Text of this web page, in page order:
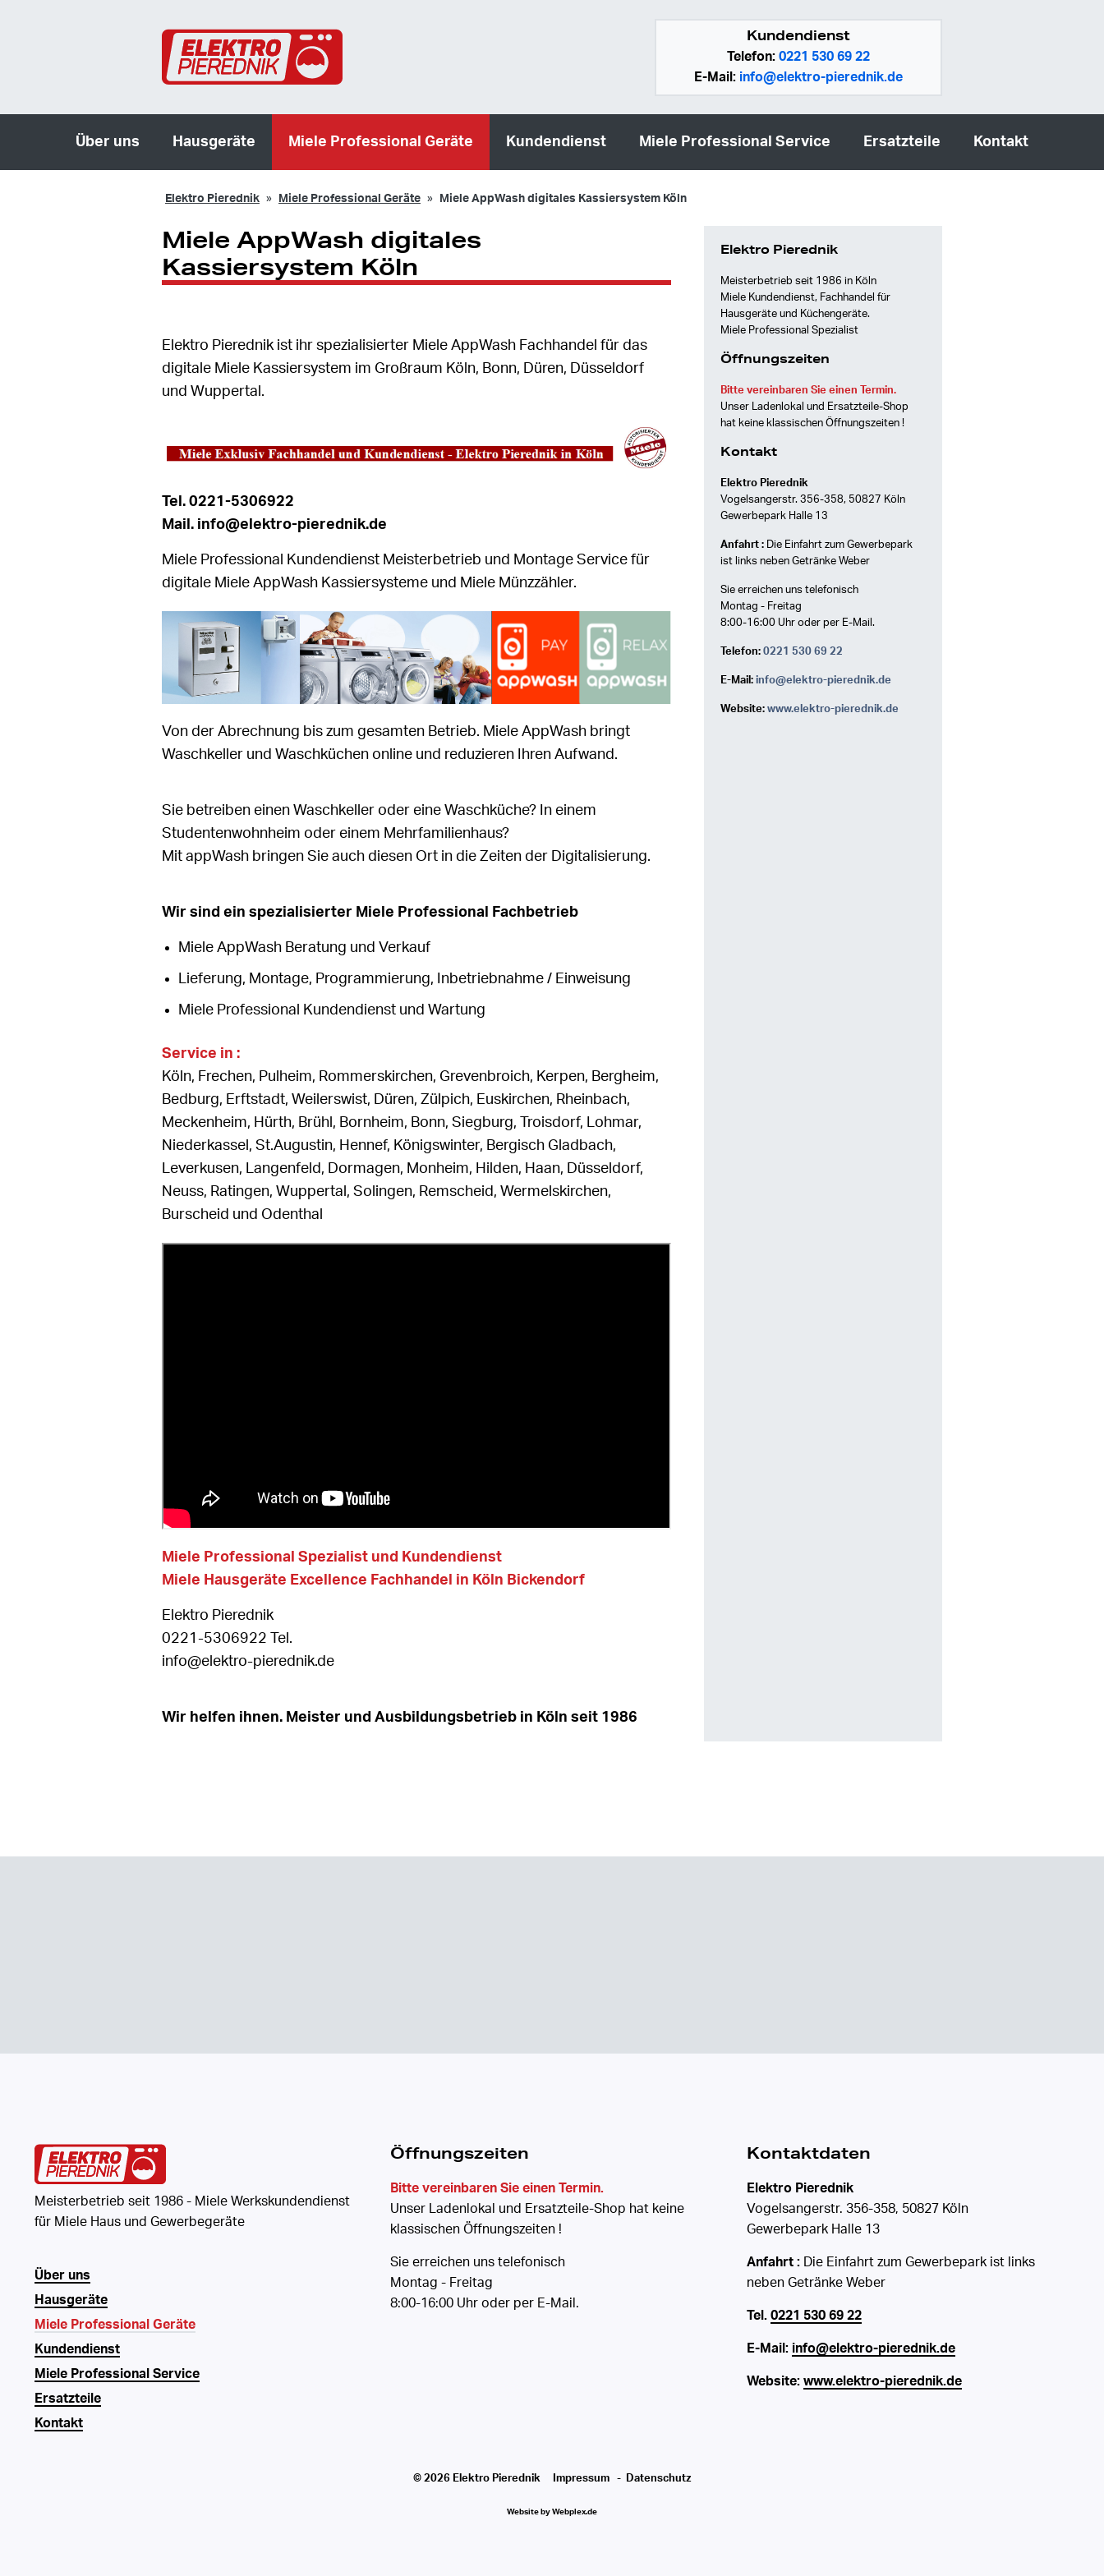
Kundendienst
Telefon: 0221 530 69 22
E-Mail: info@elektro-pierednik.de
Über uns Hausgeräte Miele Professional Geräte Kundendienst Miele Professional Service Ersatzteile Kontakt
Elektro Pierednik Miele Professional Geräte Miele AppWash digitales Kassiersystem Köln
Miele AppWash digitales
Kassiersystem Köln
Elektro Pierednik ist ihr spezialisierter Miele AppWash Fachhandel für das
digitale Miele Kassiersystem im Großraum Köln, Bonn, Düren, Düsseldorf
und Wuppertal.
Tel. 0221-5306922
Mail. info@elektro-pierednik.de
Miele Professional Kundendienst Meisterbetrieb und Montage Service für
digitale Miele AppWash Kassiersysteme und Miele Münzzähler.
Von der Abrechnung bis zum gesamten Betrieb. Miele AppWash bringt
Waschkeller und Waschküchen online und reduzieren Ihren Aufwand.
Sie betreiben einen Waschkeller oder eine Waschküche? In einem
Studentenwohnheim oder einem Mehrfamilienhaus?
Mit appWash bringen Sie auch diesen Ort in die Zeiten der Digitalisierung.
Wir sind ein spezialisierter Miele Professional Fachbetrieb
Miele AppWash Beratung und Verkauf
Lieferung, Montage, Programmierung, Inbetriebnahme / Einweisung
Miele Professional Kundendienst und Wartung
Service in :
Köln, Frechen, Pulheim, Rommerskirchen, Grevenbroich, Kerpen, Bergheim,
Bedburg, Erftstadt, Weilerswist, Düren, Zülpich, Euskirchen, Rheinbach,
Meckenheim, Hürth, Brühl, Bornheim, Bonn, Siegburg, Troisdorf, Lohmar,
Niederkassel, St.Augustin, Hennef, Königswinter, Bergisch Gladbach,
Leverkusen, Langenfeld, Dormagen, Monheim, Hilden, Haan, Düsseldorf,
Neuss, Ratingen, Wuppertal, Solingen, Remscheid, Wermelskirchen,
Burscheid und Odenthal
Miele Professional Spezialist und Kundendienst
Miele Hausgeräte Excellence Fachhandel in Köln Bickendorf
Elektro Pierednik
0221-5306922 Tel.
info@elektro-pierednik.de
Wir helfen ihnen. Meister und Ausbildungsbetrieb in Köln seit 1986
Elektro Pierednik
Meisterbetrieb seit 1986 in Köln
Miele Kundendienst, Fachhandel für
Hausgeräte und Küchengeräte.
Miele Professional Spezialist
Öffnungszeiten
Bitte vereinbaren Sie einen Termin.
Unser Ladenlokal und Ersatzteile-Shop
hat keine klassischen Öffnungszeiten !
Kontakt
Elektro Pierednik
Vogelsangerstr. 356-358, 50827 Köln
Gewerbepark Halle 13
Anfahrt : Die Einfahrt zum Gewerbepark
ist links neben Getränke Weber
Sie erreichen uns telefonisch
Montag - Freitag
8:00-16:00 Uhr oder per E-Mail.
Telefon: 0221 530 69 22
E-Mail: info@elektro-pierednik.de
Website: www.elektro-pierednik.de
Meisterbetrieb seit 1986 - Miele Werkskundendienst
für Miele Haus und Gewerbegeräte
Über uns
Hausgeräte
Miele Professional Geräte
Kundendienst
Miele Professional Service
Ersatzteile
Kontakt
Öffnungszeiten
Bitte vereinbaren Sie einen Termin.
Unser Ladenlokal und Ersatzteile-Shop hat keine
klassischen Öffnungszeiten !
Sie erreichen uns telefonisch
Montag - Freitag
8:00-16:00 Uhr oder per E-Mail.
Kontaktdaten
Elektro Pierednik
Vogelsangerstr. 356-358, 50827 Köln
Gewerbepark Halle 13
Anfahrt :Die Einfahrt zum Gewerbepark ist links
neben Getränke Weber
Tel. 0221 530 69 22
E-Mail: info@elektro-pierednik.de
Website: www.elektro-pierednik.de
© 2026 Elektro Pierednik Impressum- Datenschutz
Website by Webplex.de